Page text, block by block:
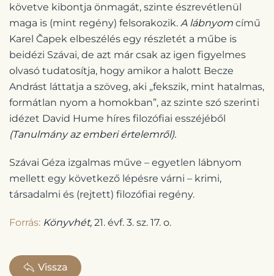
követve kibontja önmagát, szinte észrevétlenül
maga is (mint regény) felsorakozik. A lábnyom című
Karel Čapek elbeszélés egy részletét a műbe is
beidézi Szávai, de azt már csak az igen figyelmes
olvasó tudatosítja, hogy amikor a halott Becze
Andrást láttatja a szöveg, aki „fekszik, mint hatalmas,
formátlan nyom a homokban”, az szinte szó szerinti
idézet David Hume híres filozófiai esszéjéből
(Tanulmány az emberi értelemről).
Szávai Géza izgalmas műve – egyetlen lábnyom
mellett egy következő lépésre várni – krimi,
társadalmi és (rejtett) filozófiai regény.
Forrás: Könyvhét, 21. évf. 3. sz. 17. o.
Vissza